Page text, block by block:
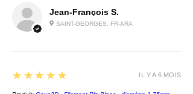
Jean-François S.
SAINT-GEORGES, FR-ARA
5
★★★★★ IL Y A 6 MOIS